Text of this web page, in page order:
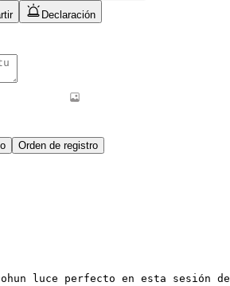
Declaración
Orden de registro
luce perfecto en esta sesión